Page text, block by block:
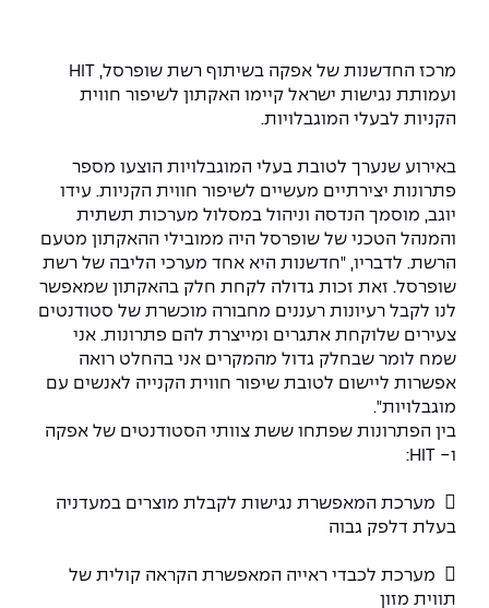
מרכז החדשנות של אפקה בשיתוף רשת שופרסל, HIT
ועמותת נגישות ישראל קיימו האקתון לשיפור חווית
הקניות לבעלי המוגבלויות.
באירוע שנערך לטובת בעלי המוגבלויות הוצעו מספר
פתרונות יצירתיים מעשיים לשיפור חווית הקניות. עידו
יוגב, מוסמך הנדסה וניהול במסלול מערכות תשתית
והמנהל הטכני של שופרסל היה ממובילי ההאקתון מטעם
הרשת. לדבריו, "חדשנות היא אחד מערכי הליבה של רשת
שופרסל. זאת זכות גדולה לקחת חלק בהאקתון שמאפשר
לנו לקבל רעיונות רעננים מחבורה מוכשרת של סטודנטים
צעירים שלוקחת אתגרים ומייצרת להם פתרונות. אני
שמח לומר שבחלק גדול מהמקרים אני בהחלט רואה
אפשרות ליישום לטובת שיפור חווית הקנייה לאנשים עם
מוגבלויות".
בין הפתרונות שפתחו ששת צוותי הסטודנטים של אפקה
ו- HIT:
מערכת המאפשרת נגישות לקבלת מוצרים במעדניה
בעלת דלפק גבוה
מערכת לכבדי ראייה המאפשרת הקראה קולית של
תווית מזון
נהלים, תקנונים וחקיקה
הוגנות מגדרית
הצהרת נגישות
לעבוד באפקה
לוח שנה אקדמי
צור קשר
חדשות אפקה
מדברים הנדסה (פודקאסט)
ידיעות מן העיתונות
דו-חוגי בהנדסה ומדעים
תואר שני בהנדסה
הנדסת אנרגיה והספק
הנדסה וניהול
הנדסת מערכות
הנדסה רפואית
מערכות תבוניות AI
יחידות לימוד אקדמיות
היחידה למתמטיקה
היחידה לפיזיקה
דקאנט הסטודנטים
מרכז קריירה
מעבדות
ספרייה
אגודת הסטודנטים
מעטפת תמיכה למשרתות ולמשרתים
מעטפת חוסן
אופק – מרכזים לפיתוח מיומנויות
מועדוני סטודנטים
נבחרות הספורט
עתודה אקדמית
מידע למועמד תואר שני
הרשמה און ליין
שאלות ותשובות
מלגות ע״ב נתוני קבלה
תנאי קבלה - הנדסה
מעטפת תמיכה וחוסן למשרתות
ולמשרתי המילואים – תשפ״ו
המרכז לאנרגיה מתחדשת ובת קיימא
המרכז למחקר יישומי בעיבוד שפה וקול
המרכז להנדסת חומרים ותהליכים
מרכז ICSGen.AI
כנסים
Skills & Tech
כנסי פיתוח הון אנושי לאומי בהנדסה
מדד הכישורים